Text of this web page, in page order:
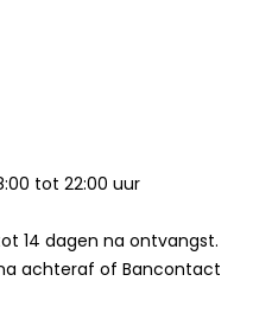
tot 22:00 uur
14 dagen na ontvangst.
achteraf of Bancontact